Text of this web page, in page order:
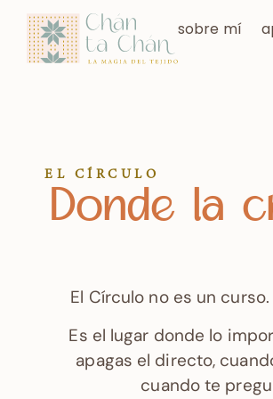
sobre mí
EL CÍRCULO
Donde la
El Círculo no es un
Es el lugar donde lo
apagas el directo,
cuando te